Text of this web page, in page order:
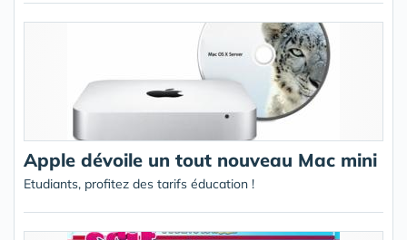
Apple dévoile un tout nouveau Mac mini
Etudiants, profitez des tarifs éducation !